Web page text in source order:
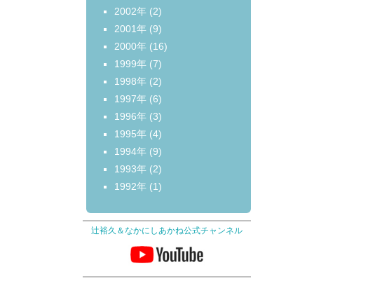
2002年 (2)
2001年 (9)
2000年 (16)
1999年 (7)
1998年 (2)
1997年 (6)
1996年 (3)
1995年 (4)
1994年 (9)
1993年 (2)
1992年 (1)
辻裕久＆なかにしあかね公式チャンネル